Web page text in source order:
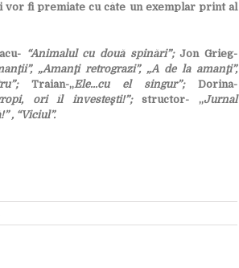
vor fi premiate cu câte un exemplar print al
“Animalul cu două spinări”;Jon Grieg-
„Amanţi retrograzi”, „A de la amanţi”,
Traian-„Ele...cu el singur”; Dorina-
ori îl investeşti!”;structor- „Jurnal
, “Viciul”.